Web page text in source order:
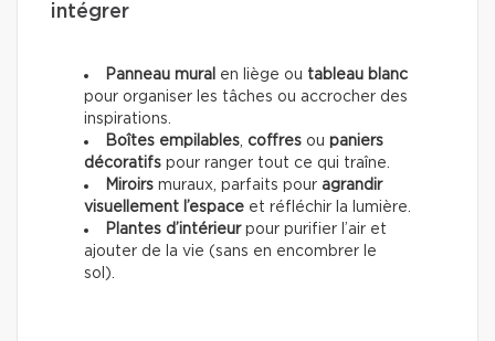
intégrer
Panneau mural en liège ou tableau blanc
pour organiser les tâches ou accrocher des
inspirations.
Boîtes empilables, coffres ou paniers
décoratifs pour ranger tout ce qui traîne.
Miroirs muraux, parfaits pour agrandir
visuellement l’espace et réfléchir la lumière.
Plantes d’intérieurpour purifier l’air et
ajouter de la vie (sans en encombrer le
sol).